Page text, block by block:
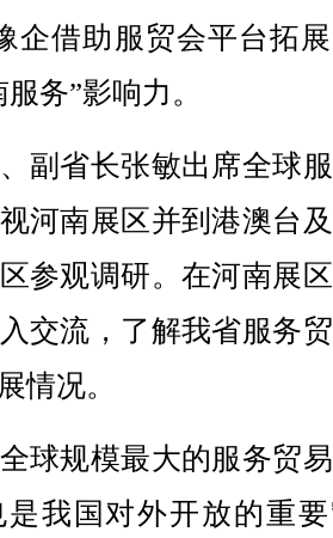
企借助服贸会平台拓
务”影响力。
省长张敏出席全球
河南展区并到港澳台
参观调研。在河南展
交流，了解我省服务
情况。
规模最大的服务贸
我国对外开放的重